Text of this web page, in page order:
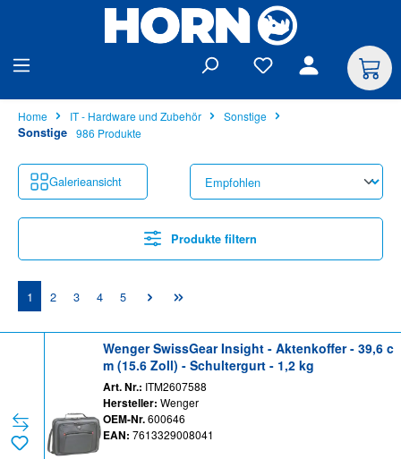
Home IT - Hardware und Zubehör Sonstige
Sonstige 986 Produkte
Galerieansicht
Produkte filtern
Seite
1 Seite
2 Seite
3 Seite
4 Seite
5
Wenger SwissGear Insight - Aktenkoffer - 39,6 c
m (15.6 Zoll) - Schultergurt - 1,2 kg
Art. Nr.: ITM2607588
Hersteller: Wenger
OEM-Nr.600646
EAN: 7613329008041